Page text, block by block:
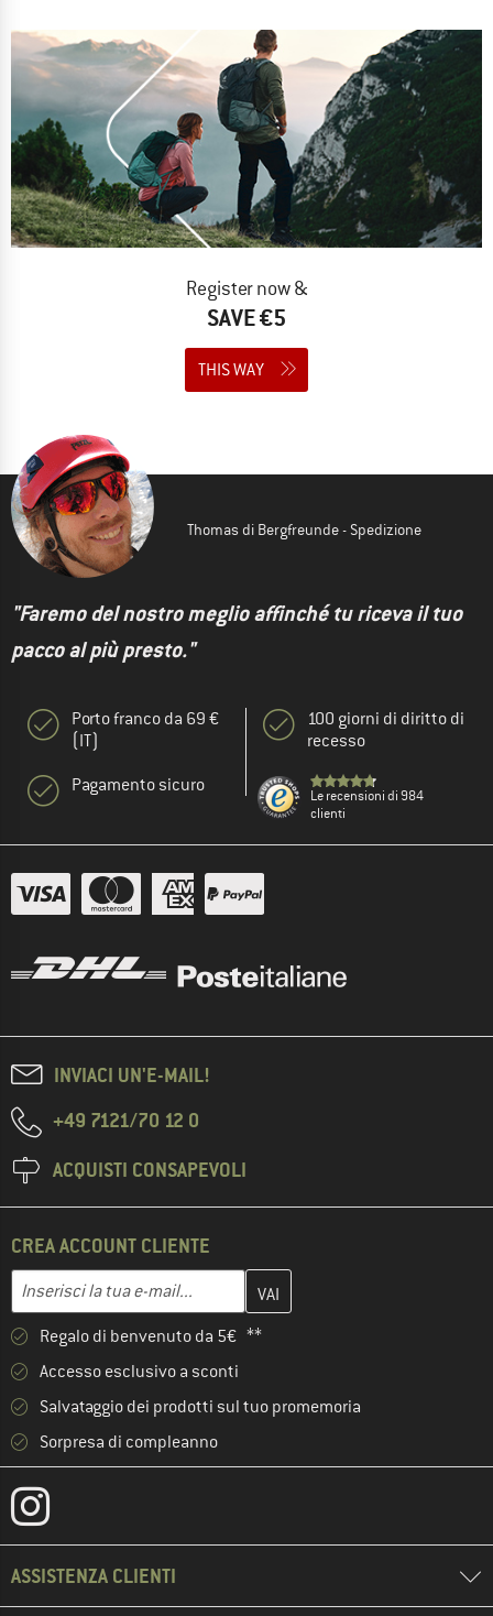
Register now &
SAVE €5
THIS WAY
Thomas di Bergfreunde - Spedizione
"Faremo del nostro meglio affinché tu riceva il tuo
pacco al più presto."
Porto franco da 69 €
(IT)
Pagamento sicuro
100 giorni di diritto di
recesso
Le recensioni di 984
clienti
INVIACI UN'E-MAIL!
+49 7121/70 12 0
ACQUISTI CONSAPEVOLI
CREA ACCOUNT CLIENTE
Indirizzo e-mail
Inserisci qui il tuo indirizzo e-mail e crea il tuo account cliente
Regalo di benvenuto da 5€ **
Accesso esclusivo a sconti
Salvataggio dei prodotti sul tuo promemoria
Sorpresa di compleanno
ASSISTENZA CLIENTI